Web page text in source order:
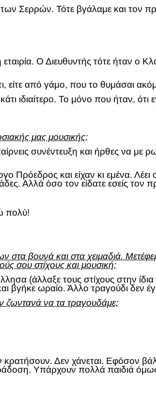
Σερρών. Τότε βγάλαμε και τον
Ο Διευθυντής τότε ήταν ο
είτε από γάμο, που το θυμάσαι
ιδιαίτερο. Το μόνο που ήταν,
μας μουσικής;
συνέντευξη και ήρθες να με
Πρόεδρος και είχαν κι εμένα.
Αλλά όσο τον είδατε εσείς τον
πολύ!
βουνά και στα χειμαδιά.
σου στίχους και μουσική;
(άλλαξε τους στίχους στην
βγήκε ωραίο. Άλλο τραγούδι δεν
ζωντανά να τα τραγουδάμε;
Δεν χάνεται. Εφόσον
Υπάρχουν πολλά παιδιά